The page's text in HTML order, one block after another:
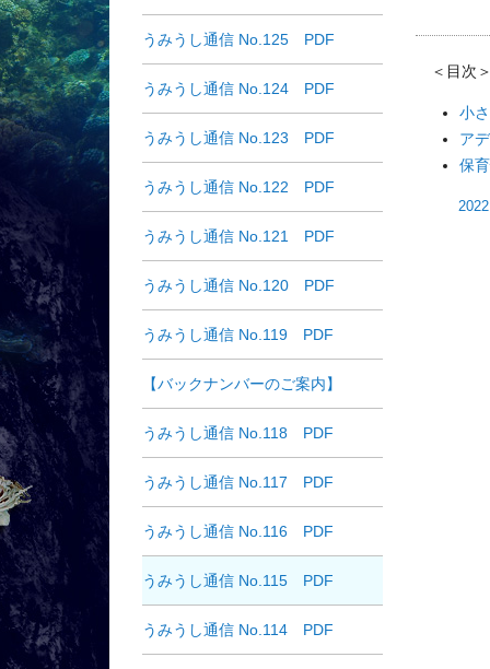
うみうし通信 No.125 PDF
うみうし通信 No.124 PDF
うみうし通信 No.123 PDF
うみうし通信 No.122 PDF
うみうし通信 No.121 PDF
うみうし通信 No.120 PDF
うみうし通信 No.119 PDF
【バックナンバーのご案内】
うみうし通信 No.118 PDF
うみうし通信 No.117 PDF
うみうし通信 No.116 PDF
うみうし通信 No.115 PDF
うみうし通信 No.114 PDF
＜目次
小
ア
保